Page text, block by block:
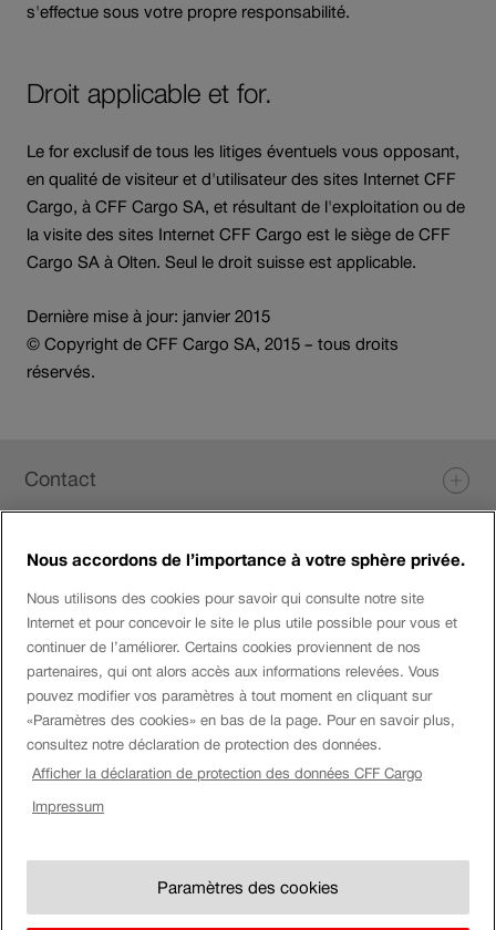
s'effectue sous votre propre responsabilité.
Droit applicable et for.
Le for exclusif de tous les litiges éventuels vous opposant,
en qualité de visiteur et d'utilisateur des sites Internet CFF
Cargo, à CFF Cargo SA, et résultant de l'exploitation ou de
la visite des sites Internet CFF Cargo est le siège de CFF
Cargo SA à Olten. Seul le droit suisse est applicable.
Dernière mise à jour: janvier 2015
© Copyright de CFF Cargo SA, 2015 – tous droits
réservés.
de
page
Contact
Login eServices
Médias sociaux
Entreprise
Mention
légale
Impressum
CG & annexes au contrat
Mention juridique
Nous accordons de l’importance à votre sphère privée.
Nous utilisons des cookies pour savoir qui consulte notre site
Internet et pour concevoir le site le plus utile possible pour vous et
continuer de l’améliorer. Certains cookies proviennent de nos
partenaires, qui ont alors accès aux informations relevées. Vous
pouvez modifier vos paramètres à tout moment en cliquant sur
«Paramètres des cookies» en bas de la page. Pour en savoir plus,
consultez notre déclaration de protection des données.
Afficher la déclaration de protection des données CFF Cargo
Impressum
Paramètres des cookies